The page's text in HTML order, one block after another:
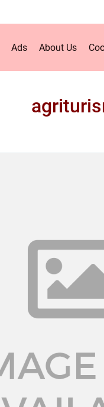
Ads About Us